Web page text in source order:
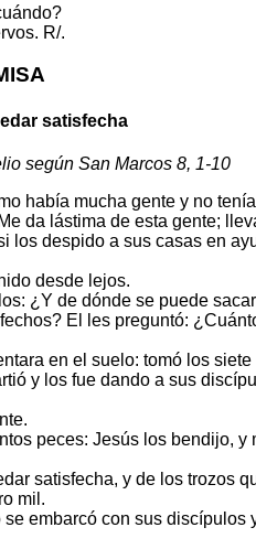
R/.
satisfecha
según San Marcos 8, 1-10
había mucha gente y no
da lástima de esta gente;
los despido a sus casas en
desde lejos.
¿Y de dónde se puede
El les preguntó:
en el suelo: tomó los
y los fue dando a sus
peces: Jesús los bendijo, y
satisfecha, y de los trozos
mil.
embarcó con sus discípulos